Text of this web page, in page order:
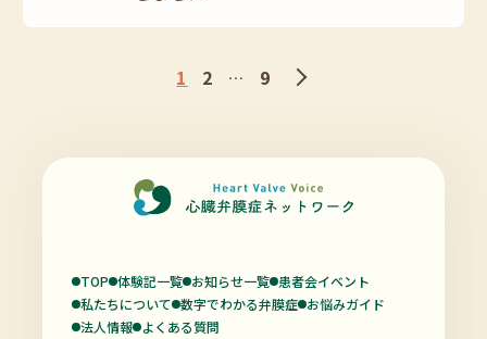
1 2 … 9
TOP 体験記一覧 お知らせ一覧 患者会イベント
私たちについて 数字でわかる弁膜症 お悩みガイド
法人情報 よくある質問